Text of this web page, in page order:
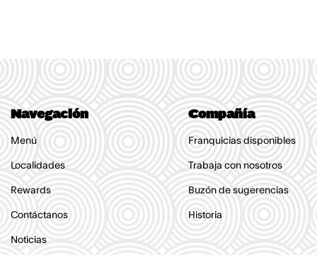
Navegación
Menú
Localidades
Rewards
Contáctanos
Noticias
Compañía
Franquicias disponibles
Trabaja con nosotros
Buzón de sugerencias
Historia